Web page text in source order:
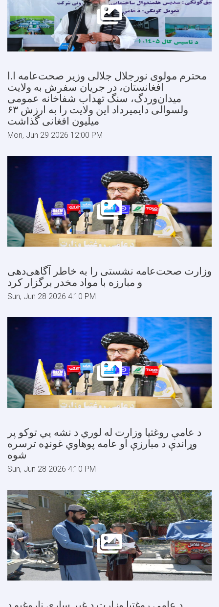
محترم مولوی نورجلال جلالی وزیر صحت‌عامه ا.ا
افغانستان، در جریان سفرش به ولایت
میدان‌وردگ، سنگ تهداب شفاخانه عمومی
ولسوالی دایمیرداد این ولایت را به ارزش ۶۳
میلیون افغانی گذاشت
Mon, Jun 29 2026 12:00 PM
وزارت صحت‌عامه نشستی را به خاطر آگاهی‌دهی
و مبارزه با مواد مخدر برگزار کرد
Sun, Jun 28 2026 4:10 PM
د عامې روغتیا وزارت له لوري د نشه یي توکو پر
وړاندې د مبارزې او عامه پوهاوي غونډه ترسره
شوه
Sun, Jun 28 2026 4:10 PM